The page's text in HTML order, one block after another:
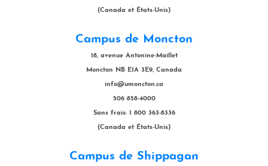
(Canada et États-Unis)
Campus de Moncton
18, avenue Antonine-Maillet
Moncton NB E1A 3E9, Canada
info@umoncton.ca
506 858-4000
Sans frais: 1 800 363-8336
(Canada et États-Unis)
Campus de Shippagan